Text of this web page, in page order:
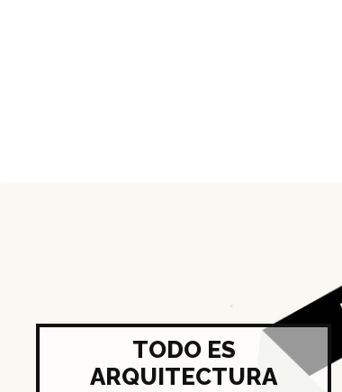
TODO ES
ARQUITECTURA